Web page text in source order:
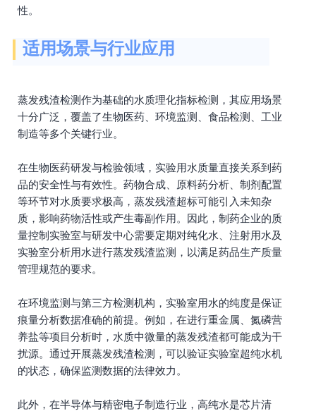
性。
适用场景与行业应用
蒸发残渣检测作为基础的水质理化指标检测，其应用场景
十分广泛，覆盖了生物医药、环境监测、食品检测、工业
制造等多个关键行业。
在生物医药研发与检验领域，实验用水质量直接关系到药
品的安全性与有效性。药物合成、原料药分析、制剂配置
等环节对水质要求极高，蒸发残渣超标可能引入未知杂
质，影响药物活性或产生毒副作用。因此，制药企业的质
量控制实验室与研发中心需要定期对纯化水、注射用水及
实验室分析用水进行蒸发残渣监测，以满足药品生产质量
管理规范的要求。
在环境监测与第三方检测机构，实验室用水的纯度是保证
痕量分析数据准确的前提。例如，在进行重金属、氮磷营
养盐等项目分析时，水质中微量的蒸发残渣都可能成为干
扰源。通过开展蒸发残渣检测，可以验证实验室超纯水机
的状态，确保监测数据的法律效力。
此外，在半导体与精密电子制造行业，高纯水是芯片清